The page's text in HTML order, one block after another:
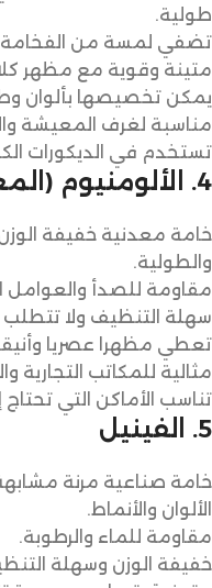
طولية.
تضفي لمسة من الفخامة
متينة وقوية مع مظهر
يمكن تخصيصها بألوان
مناسبة لغرف المعيشة
تستخدم في الديكورات
4. الألومنيوم (المعادن)
خامة معدنية خفيفة
والطولية.
مقاومة للصدأ والعوامل
سهلة التنظيف ولا تتطلب
تعطي مظهرا عصريا
مثالية للمكاتب التجارية
تناسب الأماكن التي
5. الفينيل
خامة صناعية مرنة
الألوان والأنماط.
مقاومة للماء والرطوبة.
خفيفة الوزن وسهلة